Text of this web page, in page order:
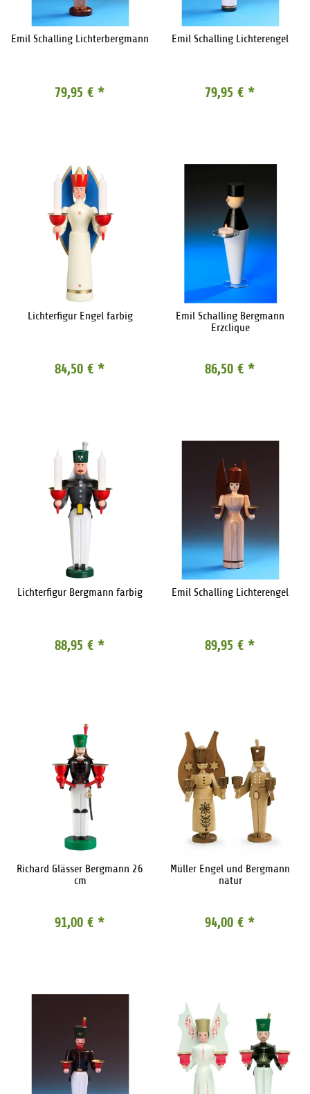
Emil Schalling Lichterbergmann
79,95 € *
Emil Schalling Lichterengel
79,95 € *
Lichterfigur Engel farbig
84,50 € *
Emil Schalling Bergmann
Erzclique
86,50 € *
Lichterfigur Bergmann farbig
88,95 € *
Emil Schalling Lichterengel
89,95 € *
Richard Glässer Bergmann 26
cm
91,00 € *
Müller Engel und Bergmann
natur
94,00 € *